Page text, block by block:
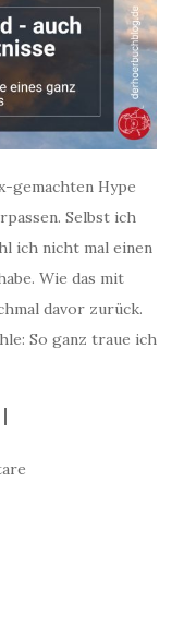
gemachten Hype
Selbst ich
ich nicht mal einen
Wie das mit
davor zurück.
So ganz traue ich